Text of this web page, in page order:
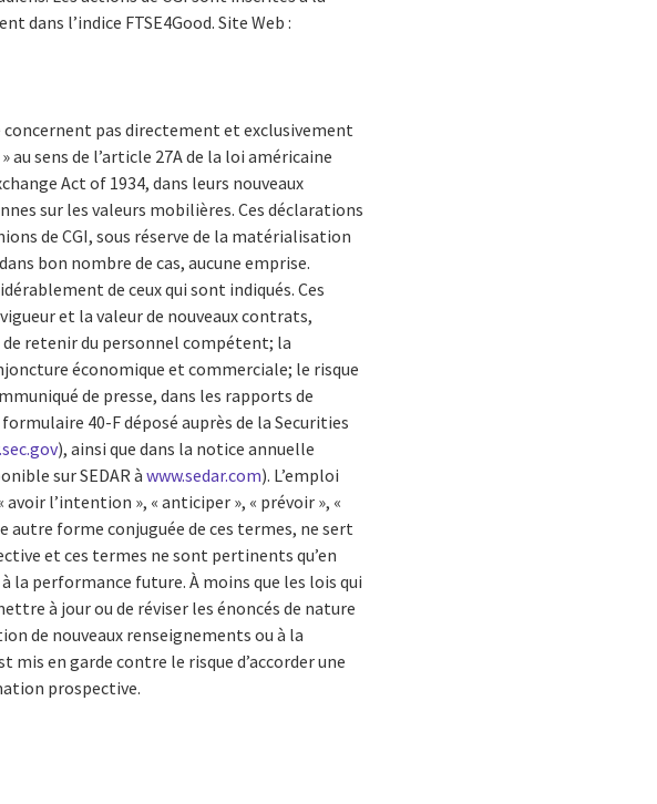
dans l’indice FTSE4Good. Site Web :
concernent pas directement et exclusivement
sens de l’article 27A de la loi américaine
Act of 1934, dans leurs nouveaux
sur les valeurs mobilières. Ces déclarations
de CGI, sous réserve de la matérialisation
bon nombre de cas, aucune emprise.
de ceux qui sont indiqués. Ces
et la valeur de nouveaux contrats,
de retenir du personnel compétent; la
économique et commerciale; le risque
de presse, dans les rapports de
40-F déposé auprès de la Securities
), ainsi que dans la notice annuelle
sur SEDAR àwww.sedar.com). L’emploi
avoir l’intention », « anticiper », « prévoir », «
forme conjuguée de ces termes, ne sert
et ces termes ne sont pertinents qu’en
la performance future. À moins que les lois qui
à jour ou de réviser les énoncés de nature
de nouveaux renseignements ou à la
en garde contre le risque d’accorder une
prospective.